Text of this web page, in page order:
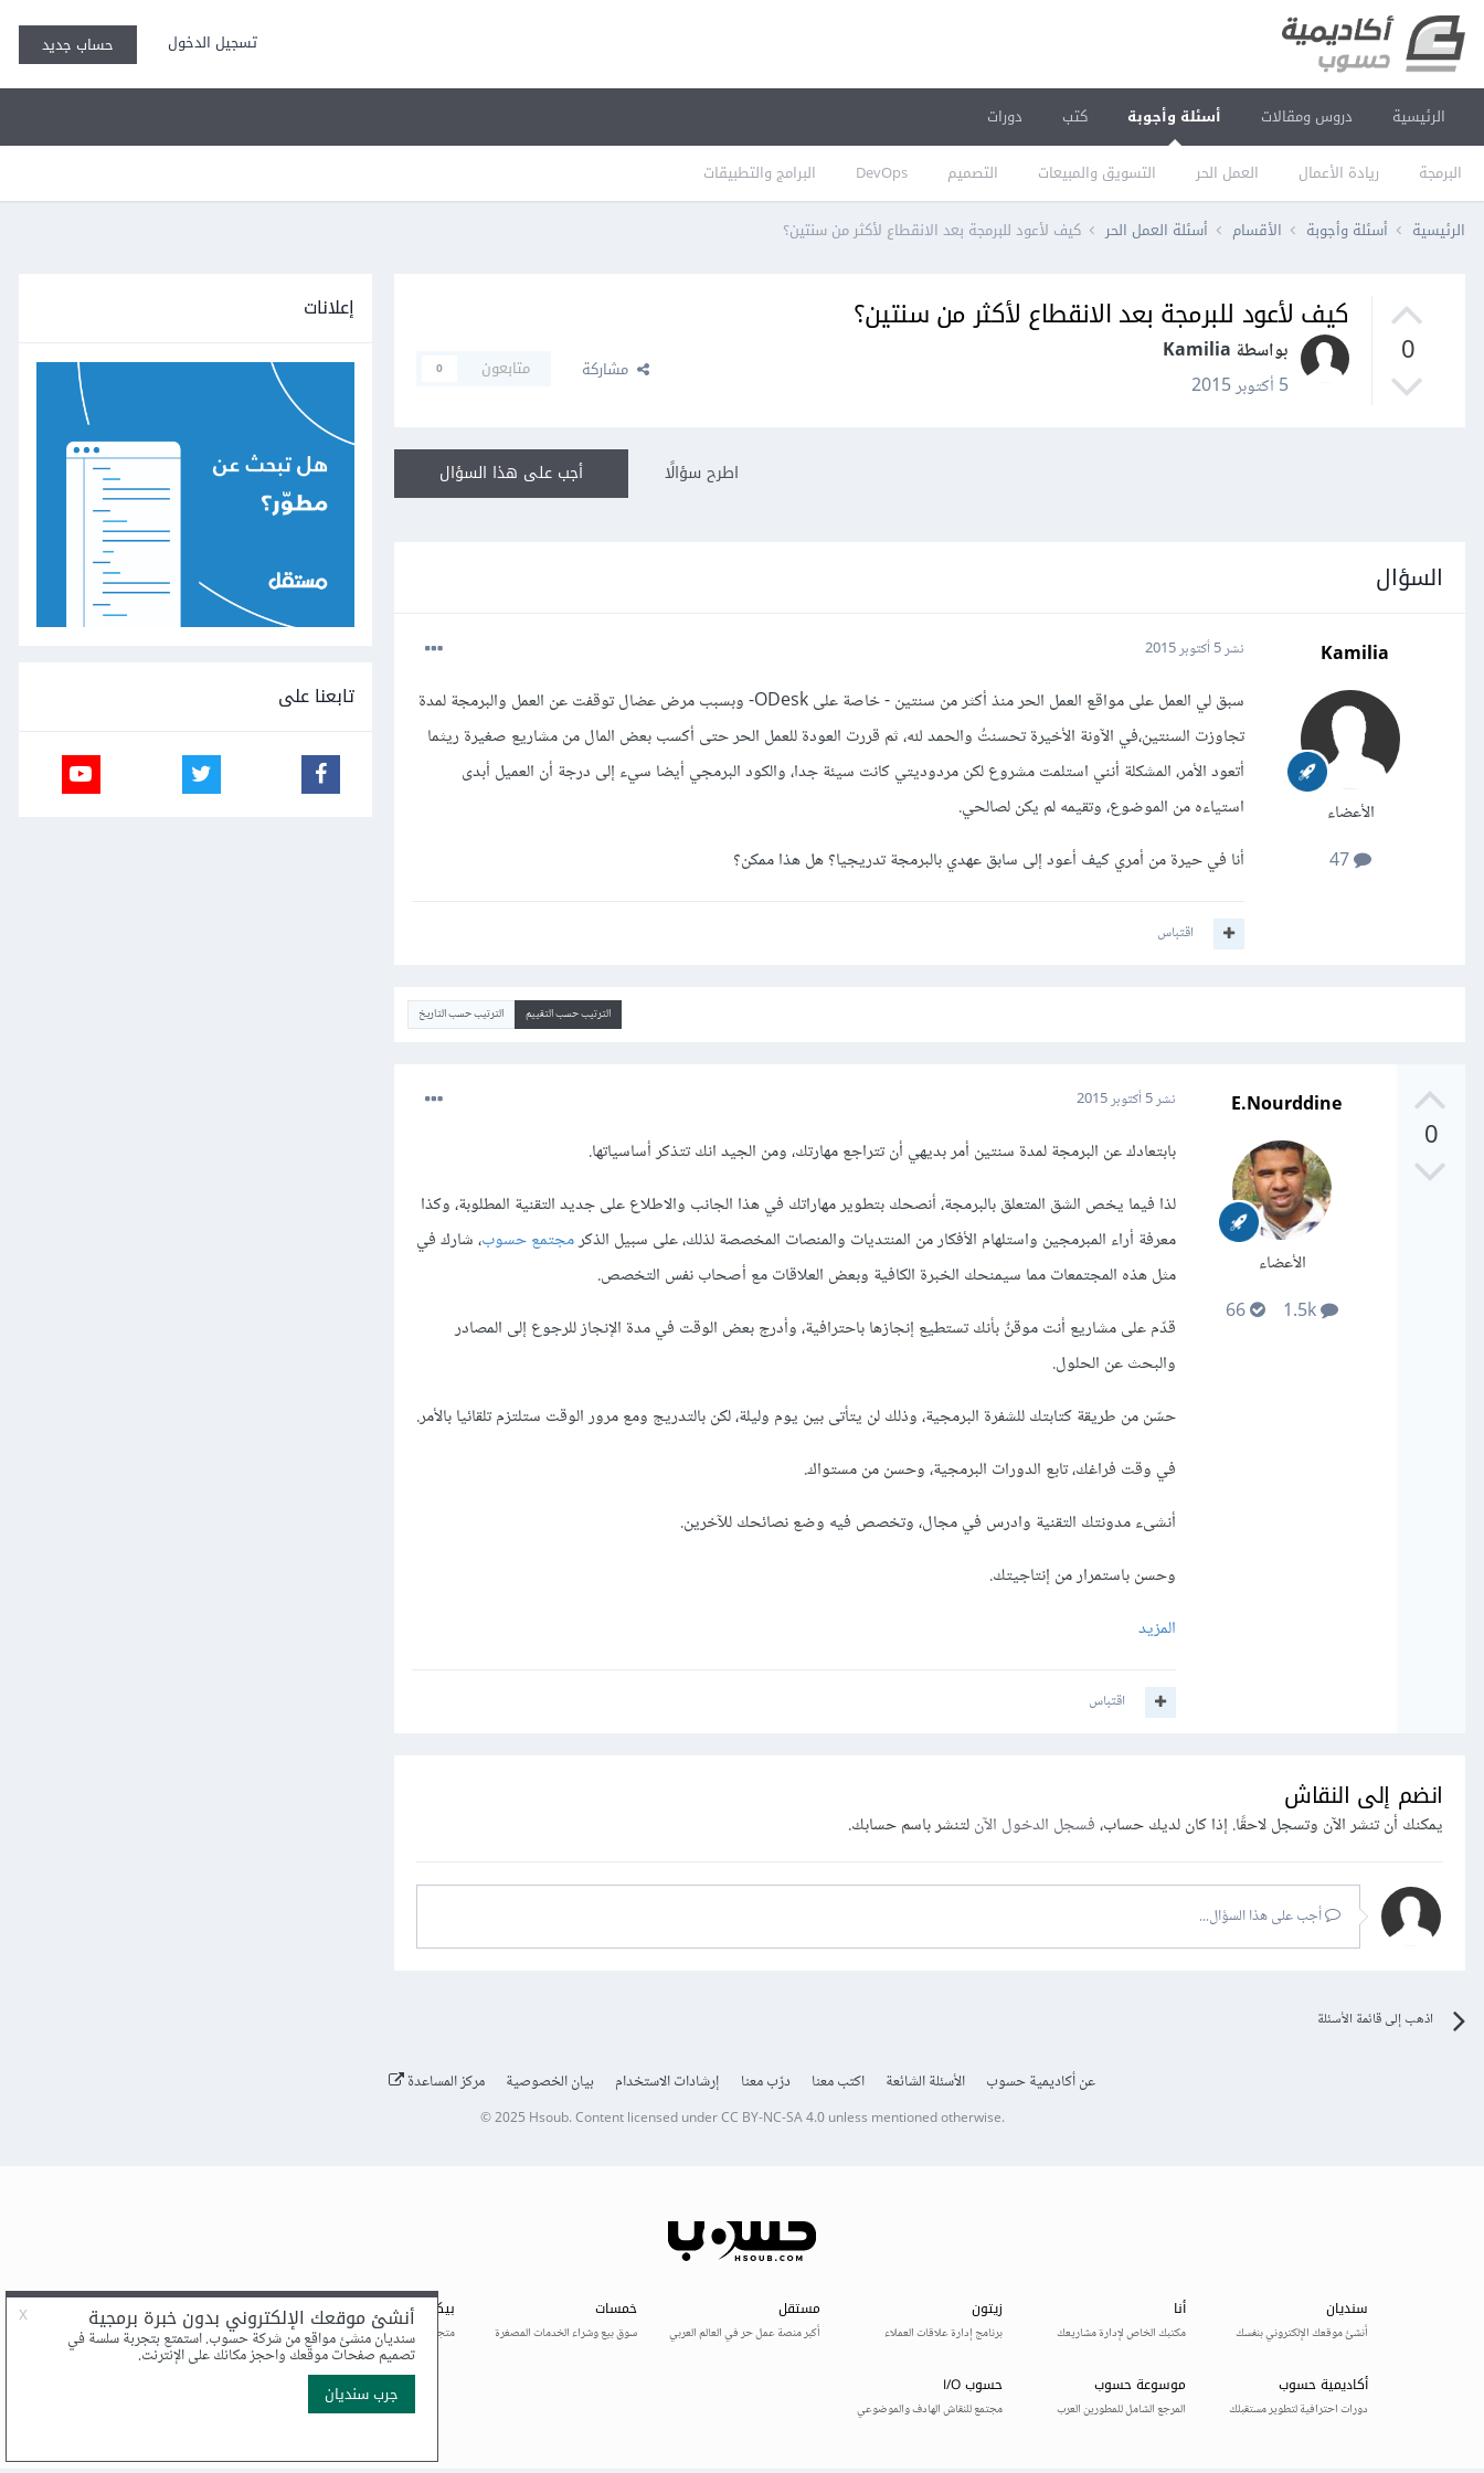
تسجيل الدخول حساب جديد
الرئيسية دروس ومقالات أسئلة وأجوبة
البرمجة ريادة الأعمال العمل الحر التسويق والمبيعات التصميم DevOps البرامج والتطبيقات
كتب دورات
الرئيسية أسئلة وأجوبة الأقسام أسئلة العمل الحر كيف ﻷعود للبرمجة بعد الانقطاع لأكثر من سنتين؟
0
كيف ﻷعود للبرمجة بعد الانقطاع لأكثر من سنتين؟
بواسطة Kamilia
5 أكتوبر 2015
مشاركة متابعون 0
أجب على هذا السؤال اطرح سؤالًا
السؤال
Kamilia
الأعضاء
نشر5 أكتوبر 2015
سبق لي العمل على مواقع العمل الحر منذ أكثر من سنتين - خاصة على ODesk- وبسبب مرض عضال توقفت عن العمل والبرمجة لمدة
تجاوزت السنتين،في الآونة الأخيرة تحسنتُ والحمد لله، ثم قررت العودة للعمل الحر حتى أكسب بعض المال من مشاريع صغيرة ريثما
أتعود الأمر، المشكلة أنني استلمت مشروع لكن مردوديتي كانت سيئة جدا، والكود البرمجي أيضا سيء إلى درجة أن العميل أبدى
استياءه من الموضوع، وتقيمه لم يكن لصالحي.
أنا في حيرة من أمري كيف أعود إلى سابق عهدي بالبرمجة تدريجيا؟ هل هذا ممكن؟
اقتباس
الترتيب حسب التقييم الترتيب حسب التاريخ
0
E.Nourddine
الأعضاء
نشر5 أكتوبر 2015
بابتعادك عن البرمجة لمدة سنتين أمر بديهي أن تتراجع مهارتك، ومن الجيد انك تتذكر أساسياتها.
لذا فيما يخص الشق المتعلق بالبرمجة، أنصحك بتطوير مهاراتك في هذا الجانب والاطلاع على جديد التقنية المطلوبة، وكذا
معرفة أراء المبرمجين واستلهام الأفكار من المنتديات والمنصات المخصصة لذلك، على سبيل الذكرمجتمع حسوب، شارك في
مثل هذه المجتمعات مما سيمنحك الخبرة الكافية وبعض العلاقات مع أصحاب نفس التخصص.
قدّم على مشاريع أنت موقنٌ بأنك تستطيع إنجازها باحترافية، وأدرج بعض الوقت في مدة الإنجاز للرجوع إلى المصادر
والبحث عن الحلول.
حسّن من طريقة كتابتك للشفرة البرمجية، وذلك لن يتأتى بين يوم وليلة، لكن بالتدريج ومع مرور الوقت ستلتزم تلقائيا بالأمر.
في وقت فراغك، تابع الدورات البرمجية، وحسن من مستواك.
أنشىء مدونتك التقنية وادرس في مجال، وتخصص فيه وضع نصائحك للآخرين.
وحسن باستمرار من إنتاجيتك.
المزيد
اقتباس
انضم إلى النقاش
يمكنك أن تنشر الآن وتسجل لاحقًا. إذا كان لديك حساب،فسجل الدخول الآنلتنشر باسم حسابك.
أجب على هذا السؤال...
اذهب إلى قائمة الأسئلة
إعلانات
تابعنا على
عن أكاديمية حسوب الأسئلة الشائعة اكتب معنا درّب معنا إرشادات الاستخدام بيان الخصوصية مركز المساعدة
© 2025 Hsoub.Content licensed underCC BY-NC-SA 4.0unless mentioned otherwise.